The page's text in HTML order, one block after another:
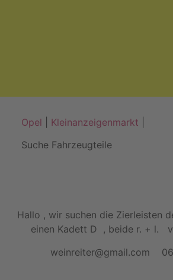
Opel Kleinanzeigenmarkt
Suche Fahrzeugteile
Hallo , wir suchen die Zierleisten
einen Kadett D , beide r. + l.
weinreiter@gmail.com